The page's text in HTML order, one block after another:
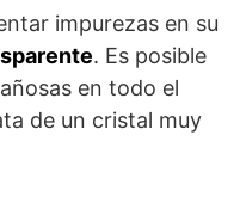
impurezas en su
. Es posible
en todo el
de un cristal muy